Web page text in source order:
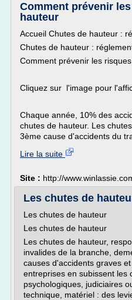
Comment prévenir
hauteur
Accueil Chutes de hauteur :
Chutes de hauteur :
Comment prévenir les
Cliquez sur l'image pour
Chaque année, 10% des
chutes de hauteur. Les
3ème cause d'accidents du
Lire la suite
Site : http://
Les chutes de
Les chutes de hauteur
Les chutes de hauteur
Les chutes de hauteur,
invalides de la branche,
causes d'accidents graves
entreprises en subissent les
psychologiques, judiciaires
technique, matériel : des